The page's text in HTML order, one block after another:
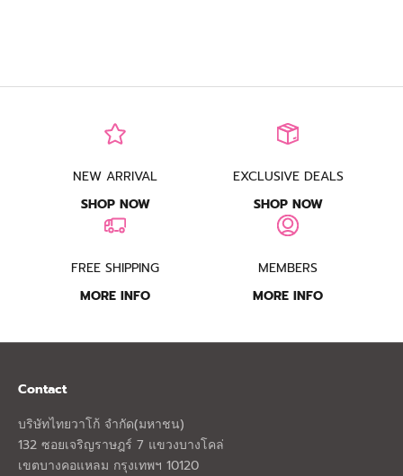
NEW ARRIVAL
SHOP NOW
EXCLUSIVE DEALS
SHOP NOW
FREE SHIPPING
MORE INFO
MEMBERS
MORE INFO
Contact
บริษัทไทยวาโก้ จำกัด(มหาชน)
132 ซอยเจริญราษฎร์ 7 แขวงบางโคล่
เขตบางคอแหลม กรุงเทพฯ 10120